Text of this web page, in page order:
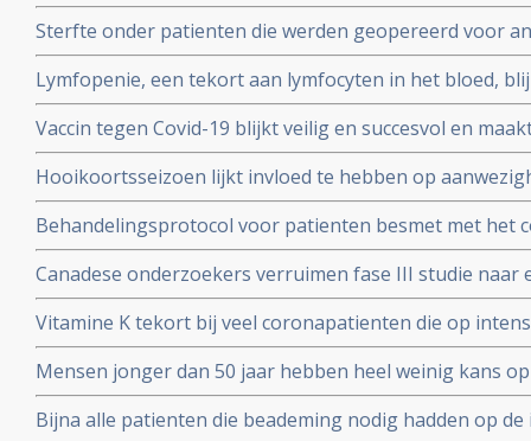
met mensen zonder kanker maar voor extra risico
bewijs. Blijkt uit grote internationale studie.
Sterfte onder patienten die werden geopereerd voor
beduidend hoger bij mensen die vooraf of binnen een
met het coronavirus - Covid-19 blijkt uit grote
Lymfopenie, een tekort aan lymfocyten in het bloed,
ernst van klachten en sterfterisico bij patienten
19
Vaccin tegen Covid-19 blijkt veilig en succesvol en
van de 108 deelnemers aan Chinese studie
Hooikoortsseizoen lijkt invloed te hebben op
virus (COVID-19) blijkt uit studie van Erasmus MC
Behandelingsprotocol voor patienten besmet met het
combinatie van corticosteroïden, hoge dosis
bloedverdunners blijkt succesvolle aanpak
Canadese onderzoekers verruimen fase III studie
dosis vitamine C bij sepsis met opnemen van patienten
studieprotocol
Vitamine K tekort bij veel coronapatienten die op
en beademing nodig hadden blijkt uit Nederlands
Mensen jonger dan 50 jaar hebben heel weinig kans
met het coronavirus, blijkt uit onderzoek van de
Bijna alle patienten die beademing nodig hadden op